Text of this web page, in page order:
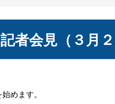
者会見（３月２
めます。